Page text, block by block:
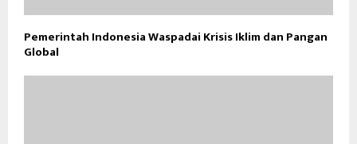
Pemerintah Indonesia Waspadai Krisis Iklim dan Pangan
Global